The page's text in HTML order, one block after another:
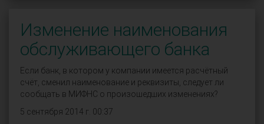
Изменение наименования
обслуживающего банка
Если банк, в котором у компании имеется расчётный
счёт, сменил наименование и реквизиты, следует ли
сообщать в МИФНС о произошедших изменениях?
5 сентября 2014 г. 00:37